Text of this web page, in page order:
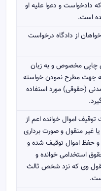
و دعوا علیه او
است.
از دادگاه درخواست
چاپی مخصوص و به زبان
جهت مطرح نمودن خواسته
(حقوقی) مورد استفاده
اموال خوانده اعم از
غیر منقول و صورت برداری
و حفظ اموال توقیف شده و
استخدامی خوانده و
وی که نزد شخص ثالث